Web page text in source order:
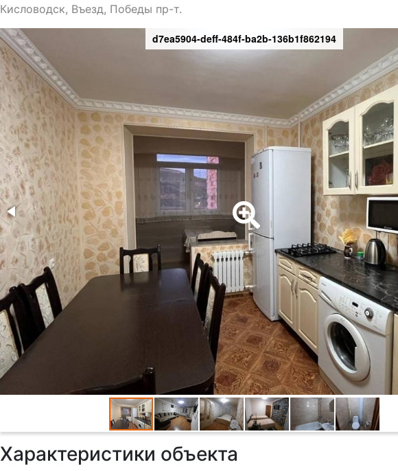
Кисловодск, Въезд, Победы пр-т.
d7ea5904-deff-484f-ba2b-136b1f862194
Характеристики объекта